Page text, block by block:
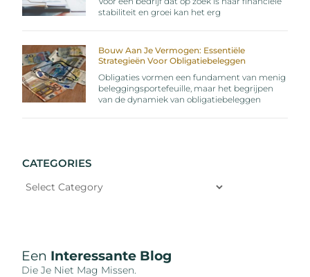
stabiliteit en groei kan het erg
Bouw Aan Je Vermogen: Essentiële
Strategieën Voor Obligatiebeleggen
Obligaties vormen een fundament van menig
beleggingsportefeuille, maar het begrijpen
van de dynamiek van obligatiebeleggen
CATEGORIES
Een Interessante Blog
Die Je Niet Mag Missen.